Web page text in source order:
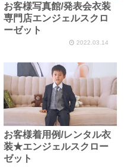
お客様写真館/発表会衣装
専門店エンジェルスクロ
ーゼット
2022.03.14
お客様着用例/レンタル衣
装★エンジェルスクロー
ゼット